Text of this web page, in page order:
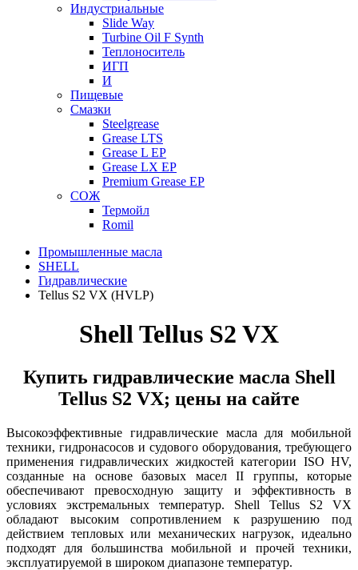
Индустриальные
Slide Way
Turbine Oil F Synth
Теплоноситель
ИГП
И
Пищевые
Смазки
Steelgrease
Grease LTS
Grease L EP
Grease LX EP
Premium Grease EP
СОЖ
Термойл
Romil
Промышленные масла
SHELL
Гидравлические
Tellus S2 VX (HVLP)
Shell Tellus S2 VX
Купить гидравлические масла Shell
Tellus S2 VX; цены на сайте
Высокоэффективные гидравлические масла для мобильной
техники, гидронасосов и судового оборудования, требующего
применения гидравлических жидкостей категории ISO HV,
созданные на основе базовых масел II группы, которые
обеспечивают превосходную защиту и эффективностьв
условиях экстремальных температур. Shell Tellus S2 VX
обладают высоким сопротивлением к разрушению под
действием тепловых или механических нагрузок, идеально
подходят для большинства мобильной и прочей техники,
эксплуатируемой в широком диапазоне температур.